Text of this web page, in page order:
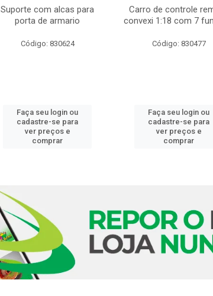
Suporte com alcas para
porta de armario
Código: 830624
Faça seu login ou
cadastre-se para
ver preços e
comprar
Carro de controle
convexi 1:18 com 7
Código: 830477
Faça seu login ou
cadastre-se para
ver preços e
comprar